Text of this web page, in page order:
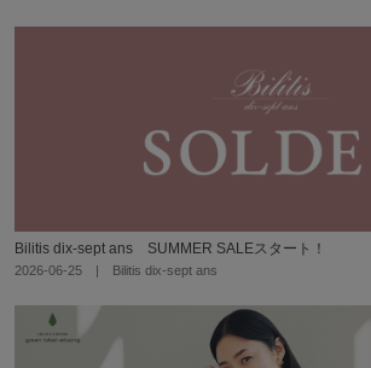
Bilitis dix-sept ans SUMMER SALEスタート！
2026-06-25 | Bilitis dix-sept ans